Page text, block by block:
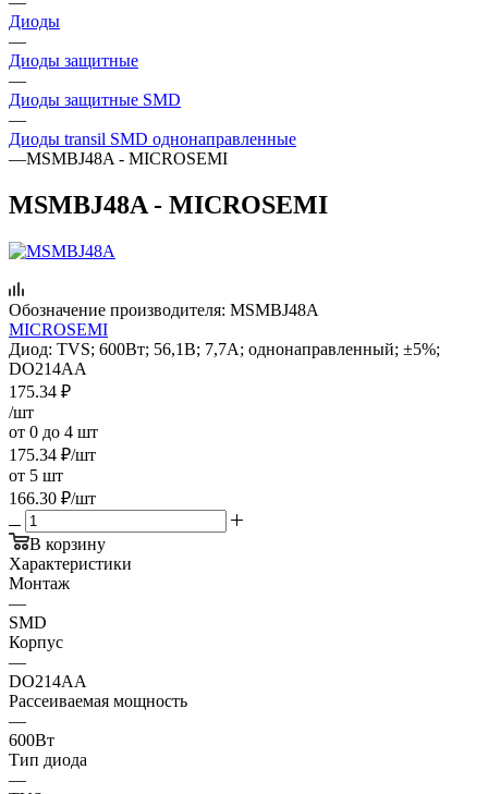
Диоды
—
Диоды защитные
—
Диоды защитные SMD
—
Диоды transil SMD однонаправленные
—MSMBJ48A - MICROSEMI
MSMBJ48A - MICROSEMI
Обозначение производителя: MSMBJ48A
MICROSEMI
Диод: TVS; 600Вт; 56,1В; 7,7А; однонаправленный; ±5%;
DO214AA
175.34 ₽
/шт
от 0 до 4 шт
175.34 ₽/шт
от 5 шт
166.30 ₽/шт
В корзину
Характеристики
Монтаж
—
SMD
Корпус
—
DO214AA
Рассеиваемая мощность
—
600Вт
Тип диода
—